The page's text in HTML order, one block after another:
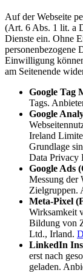
Auf der Webseite
(Art. 6 Abs. 1 lit. a
Dienste ein. Ohne
personenbezogene
Einwilligung
am Seitenende
Google Tag
Tags.
Google
Ireland
Grundlage
Data Privacy
Google Ads
Messung der
Zielgruppen.
Meta-Pixel
Wirksamkeit
Bildung von
Ltd., Irland.
LinkedIn
erst nach
geladen.